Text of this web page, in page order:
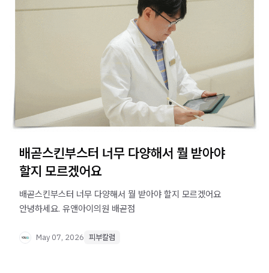
배곧스킨부스터 너무 다양해서 뭘 받아야
할지 모르겠어요
배곧스킨부스터 너무 다양해서 뭘 받아야 할지 모르겠어요 ​
안녕하세요. 유앤아이의원 배곧점
May 07, 2026 피부칼럼